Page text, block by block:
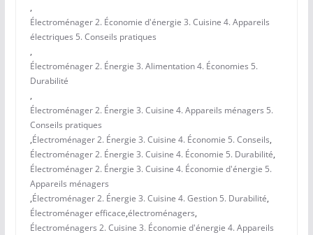
,
Électroménager 2. Économie d'énergie 3. Cuisine 4. Appareils
électriques 5. Conseils pratiques
,
Électroménager 2. Énergie 3. Alimentation 4. Économies 5.
Durabilité
,
Électroménager 2. Énergie 3. Cuisine 4. Appareils ménagers 5.
Conseils pratiques
,Électroménager 2. Énergie 3. Cuisine 4. Économie 5. Conseils,
Électroménager 2. Énergie 3. Cuisine 4. Économie 5. Durabilité,
Électroménager 2. Énergie 3. Cuisine 4. Économie d'énergie 5.
Appareils ménagers
,Électroménager 2. Énergie 3. Cuisine 4. Gestion 5. Durabilité,
Électroménager efficace,électroménagers,
Électroménagers 2. Cuisine 3. Économie d'énergie 4. Appareils